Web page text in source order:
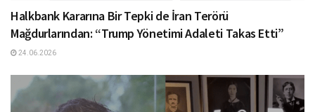
Halkbank Kararına Bir Tepki de İran Terörü
Mağdurlarından: “Trump Yönetimi Adaleti Takas Etti”
24.06.2026